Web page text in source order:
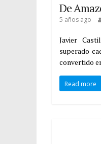
De
5 años ago
Javier
superado
convertido
Read more